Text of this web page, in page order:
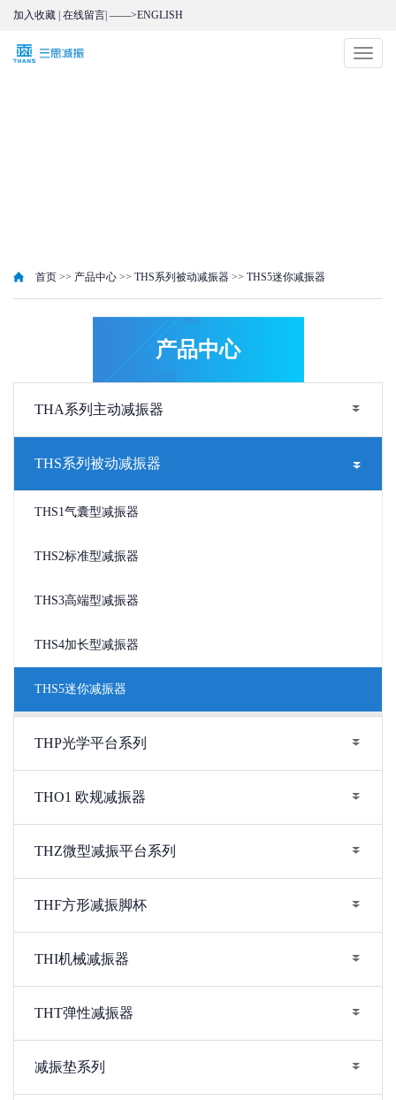
加入收藏 在线留言 ——>ENGLISH
切
换
首页 >> 产品中心 >> THS系列被动减振器 >> THS5迷你减振器
产品中心
THA系列主动减振器
THS系列被动减振器
THS1气囊型减振器
THS2标准型减振器
THS3高端型减振器
THS4加长型减振器
THS5迷你减振器
THP光学平台系列
THO1 欧规减振器
THZ微型减振平台系列
THF方形减振脚杯
THI机械减振器
THT弹性减振器
减振垫系列